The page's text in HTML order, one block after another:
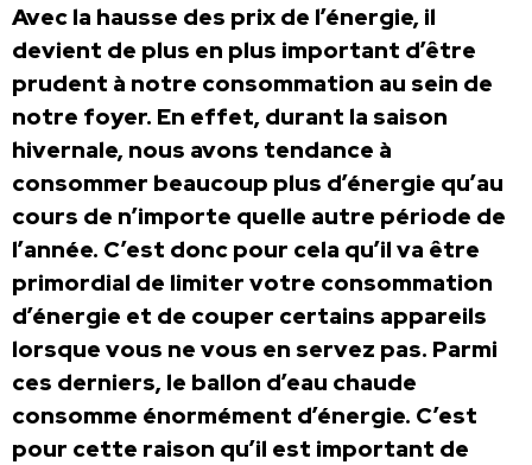
Avec la hausse des prix de l’énergie, il
devient de plus en plus important d’être
prudent à notre consommation au sein de
notre foyer. En effet, durant la saison
hivernale, nous avons tendance à
consommer beaucoup plus d’énergie qu’au
cours de n’importe quelle autre période de
l’année. C’est donc pour cela qu’il va être
primordial de limiter votre consommation
d’énergie et de couper certains appareils
lorsque vous ne vous en servez pas. Parmi
ces derniers, le ballon d’eau chaude
consomme énormément d’énergie. C’est
pour cette raison qu’il est important de